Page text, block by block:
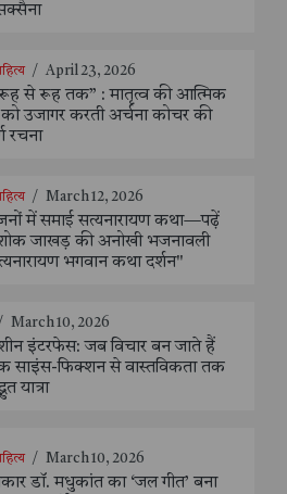
/ April 23, 2026
रूह से रूह तक” : मातृत्व की आत्मिक
को उजागर करती अर्चना कोचर की
रचना
/ March 12, 2026
में समाई सत्यनारायण कथा—पढ़ें
जाखड़ की अनोखी भजनावली
भगवान कथा दर्शन"
March 10, 2026
इंटरफेस: जब विचार बन जाते हैं
साइंस-फिक्शन से वास्तविकता तक
यात्रा
/ March 10, 2026
डॉ. मधुकांत का ‘जल गीत’ बना